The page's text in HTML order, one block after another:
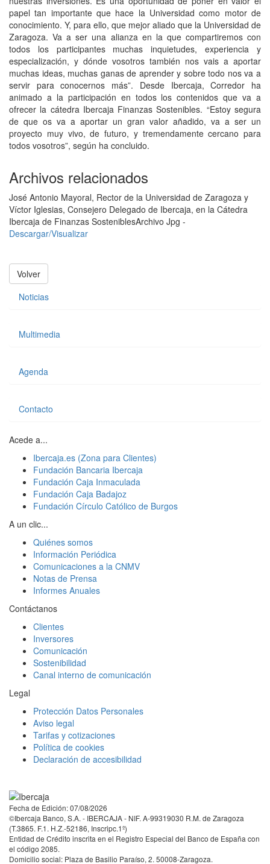
papel tan importante que hace la Universidad como motor de
conocimiento. Y, para ello, que mejor aliado que la Universidad de
Zaragoza. Va a ser una alianza en la que compartiremos con
todos los participantes muchas inquietudes, experiencia y
especialización, y dónde vosotros también nos vais a aportar
muchas ideas, muchas ganas de aprender y sobre todo nos va a
servir para conocernos más”. Desde Ibercaja, Corredor ha
animado a la participación en todos los contenidos que va a
ofrecer la cátedra Ibercaja Finanzas Sostenibles. “Estoy segura
de que os va a aportar un gran valor añadido, va a ser un
proyecto muy vivo, de futuro, y tremendamente cercano para
todos vosotros”, según ha concluido.
Archivos relacionados
José Antonio Mayoral, Rector de la Universidad de Zaragoza y
Víctor Iglesias, Consejero Delegado de Ibercaja, en la Cátedra
Ibercaja de Finanzas SosteniblesArchivo Jpg -
Descargar/Visualizar
Volver
Noticias
Multimedia
Agenda
Contacto
Acede a...
Ibercaja.es (Zona para Clientes)
Fundación Bancaria Ibercaja
Fundación Caja Inmaculada
Fundación Caja Badajoz
Fundación Círculo Católico de Burgos
A un clic...
Quiénes somos
Información Periódica
Comunicaciones a la CNMV
Notas de Prensa
Informes Anuales
Contáctanos
Clientes
Inversores
Comunicación
Sostenibilidad
Canal interno de comunicación
Legal
Protección Datos Personales
Aviso legal
Tarifas y cotizaciones
Política de cookies
Declaración de accesibilidad
Fecha de Edición: 07/08/2026
©Ibercaja Banco, S.A. - IBERCAJA - NIF. A-99319030 R.M. de Zaragoza
(T.3865. F.1. H.Z.-52186, Inscripc.1º)
Entidad de Crédito inscrita en el Registro Especial del Banco de España con
el código 2085.
Domicilio social: Plaza de Basilio Paraíso, 2. 50008-Zaragoza.